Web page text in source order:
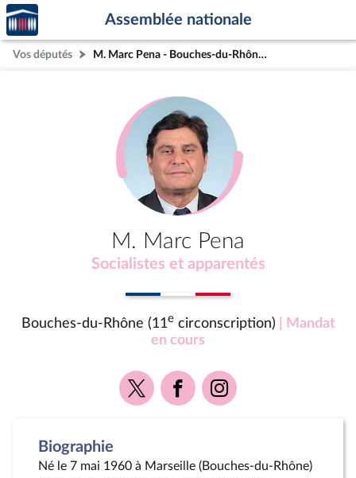
Aller au contenu
Aller en bas de la page
Accèder
à la
page
d'accueil
Assemblée nationale
Vos députés M. Marc Pena - Bouches-du-Rhône (11e circonscription)
M. Marc Pena
Socialistes et apparentés
Bouches-du-Rhône (11ecirconscription)
| Mandat
en cours
Voir
la
Voir
la
Voir
la
Biographie
Né le 7 mai 1960 à Marseille (Bouches-du-Rhône)